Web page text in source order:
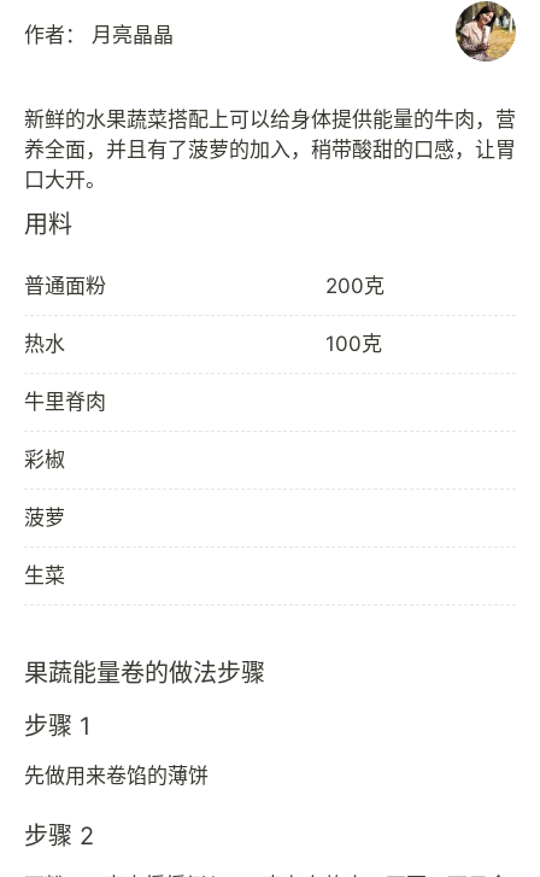
作者： 月亮晶晶
新鲜的水果蔬菜搭配上可以给身体提供能量的牛肉，营
养全面，并且有了菠萝的加入，稍带酸甜的口感，让胃
用料
普通面粉 200克
热水 100克
牛里脊肉
彩椒
菠萝
生菜
果蔬能量卷的做法步骤
步骤 1
先做用来卷馅的薄饼
步骤 2